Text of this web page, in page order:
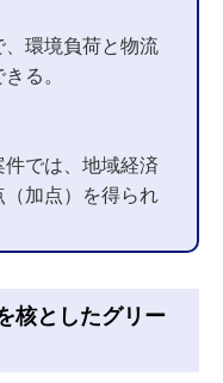
環境負荷と物流
る。
では、地域経済
加点）を得られ
核としたグリー